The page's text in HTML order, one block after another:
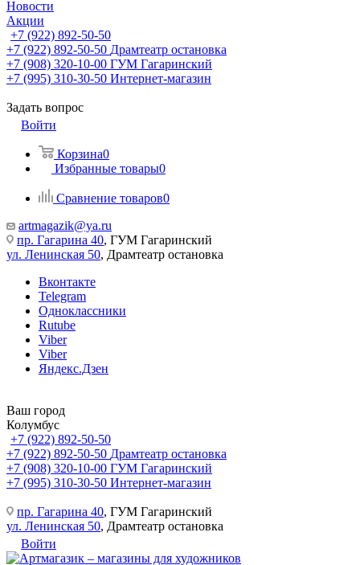
Новости
Акции
+7 (922) 892-50-50
+7 (922) 892-50-50 Драмтеатр остановка
+7 (908) 320-10-00 ГУМ Гагаринский
+7 (995) 310-30-50 Интернет-магазин
Задать вопрос
Войти
Корзина0
Избранные товары0
Сравнение товаров0
artmagazik@ya.ru
пр. Гагарина 40, ГУМ Гагаринский
ул. Ленинская 50, Драмтеатр остановка
Вконтакте
Telegram
Одноклассники
Rutube
Viber
Viber
Яндекс.Дзен
Ваш город
Колумбус
+7 (922) 892-50-50
+7 (922) 892-50-50 Драмтеатр остановка
+7 (908) 320-10-00 ГУМ Гагаринский
+7 (995) 310-30-50 Интернет-магазин
пр. Гагарина 40, ГУМ Гагаринский
ул. Ленинская 50, Драмтеатр остановка
Войти